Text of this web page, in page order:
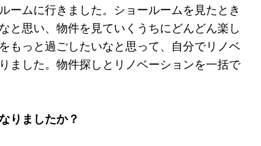
ームに行きました。ショールームを見たとき
と思い、物件を見ていくうちにどんどん楽し
もっと過ごしたいなと思って、自分でリノベ
ました。物件探しとリノベーションを一括で
りましたか？